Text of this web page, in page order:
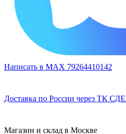
Написать в MAX 79264410142
Доставка по России через ТК
Магазин и склад в Москве